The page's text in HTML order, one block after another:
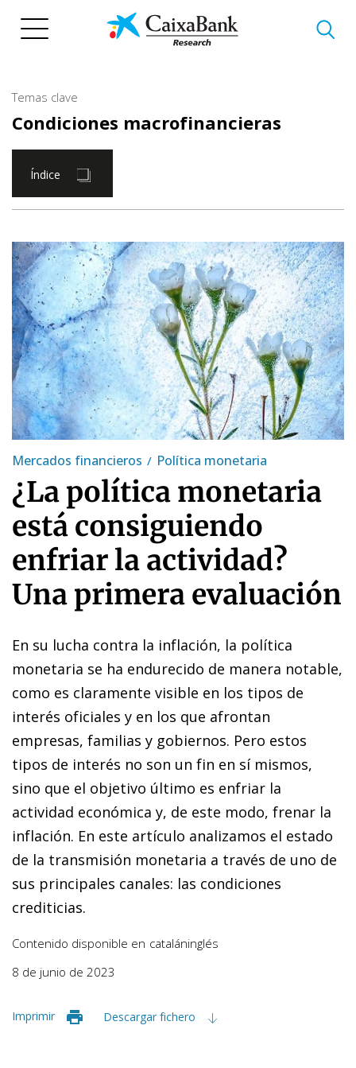
Temas clave
Condiciones macrofinancieras
Índice
Mercados financieros Política monetaria
¿La política monetaria
está consiguiendo
enfriar la actividad?
Una primera evaluación
En su lucha contra la inflación, la política
monetaria se ha endurecido de manera notable,
como es claramente visible en los tipos de
interés oficiales y en los que afrontan
empresas, familias y gobiernos. Pero estos
tipos de interés no son un fin en sí mismos,
sino que el objetivo último es enfriar la
actividad económica y, de este modo, frenar la
inflación. En este artículo analizamos el estado
de la transmisión monetaria a través de uno de
sus principales canales: las condiciones
crediticias.
Contenido disponible en cataláninglés
8 de junio de 2023
Imprimir Descargar fichero